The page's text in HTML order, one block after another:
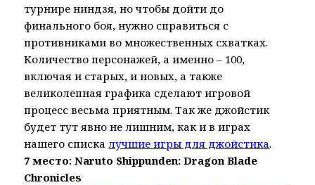
турнире ниндзя, но чтобы дойти до
финального боя, нужно справиться с
противниками во множественных схватках.
Количество персонажей, а именно – 100,
включая и старых, и новых, а также
великолепная графика сделают игровой
процесс весьма приятным. Так же джойстик
будет тут явно не лишним, как и в играх
нашего списка лучшие игры для джойстика.
7 место: Naruto Shippunden: Dragon Blade
Chronicles